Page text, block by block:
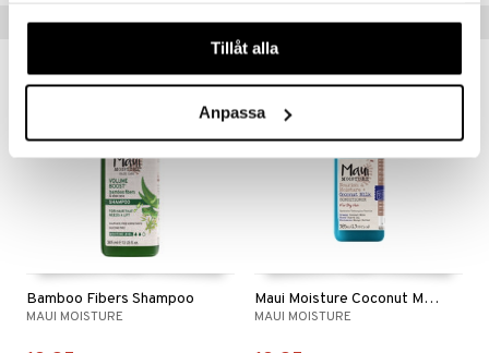
våra cookies vid fortsatt användande av vår webbplats.
Tillåt alla
Anpassa
Vinkkejä sinulle
Bamboo Fibers Shampoo
MAUI MOISTURE
Maui Moisture Coconut Milk Conditioner - Dry Hair
MAUI MOISTURE